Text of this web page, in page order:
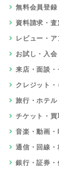
無料会員登録
資料請求・査
レビュー・
お試し・入会
来店・面談・
クレジット
旅行・ホテ
チケット・
音楽・動画・
通信・回線・
銀行・証券